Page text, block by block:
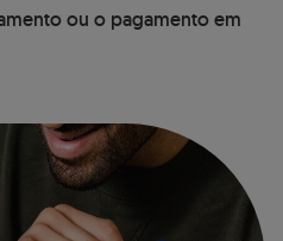
ou o pagamento em